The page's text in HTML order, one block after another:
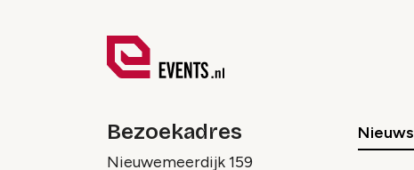
Bezoekadres
Nieuwemeerdijk 159
Nieuws